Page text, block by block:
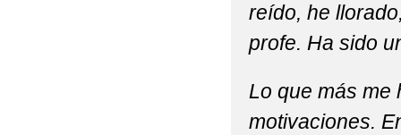
reído, he
profe. Ha sido
Lo que más me
motivaciones.